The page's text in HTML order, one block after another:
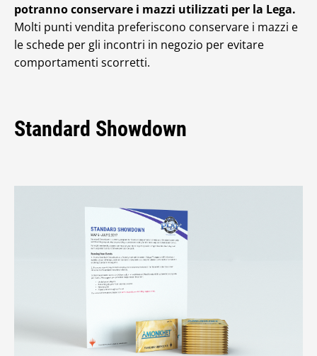
potranno conservare i mazzi utilizzati per la Lega.
Molti punti vendita preferiscono conservare i mazzi e
le schede per gli incontri in negozio per evitare
comportamenti scorretti.
Standard Showdown